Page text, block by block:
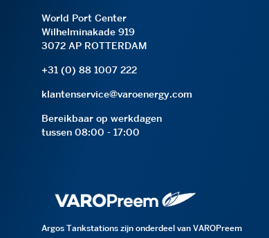
World Port Center
Wilhelminakade 919
3072 AP ROTTERDAM
+31 (0) 88 1007 222
klantenservice@varoenergy.com
Bereikbaar op werkdagen
tussen 08:00 - 17:00
Argos Tankstations zijn onderdeel van VAROPreem